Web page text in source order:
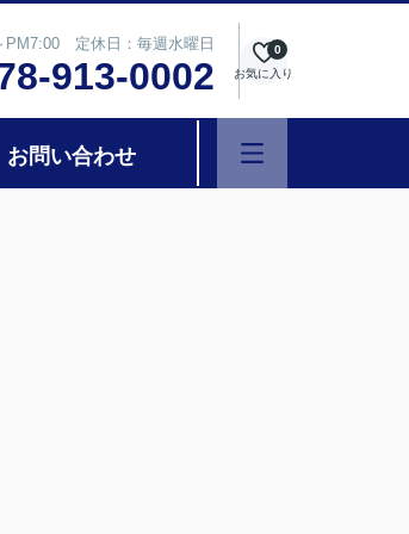
PM7:00 定休日：毎週水曜日
913-0002 お気に入り
0
お問い合わせ